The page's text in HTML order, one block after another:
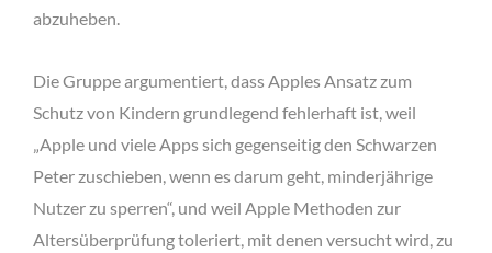
abzuheben.
Die Gruppe argumentiert, dass Apples Ansatz zum
Schutz von Kindern grundlegend fehlerhaft ist, weil
„Apple und viele Apps sich gegenseitig den Schwarzen
Peter zuschieben, wenn es darum geht, minderjährige
Nutzer zu sperren“, und weil Apple Methoden zur
Altersüberprüfung toleriert, mit denen versucht wird, zu